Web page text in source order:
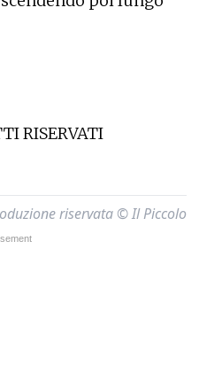
RISERVATI
riservata © Il Piccolo